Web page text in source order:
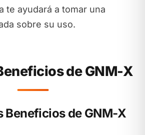
te ayudará a tomar una
sobre su uso.
de GNM-X
Beneficios de GNM-X